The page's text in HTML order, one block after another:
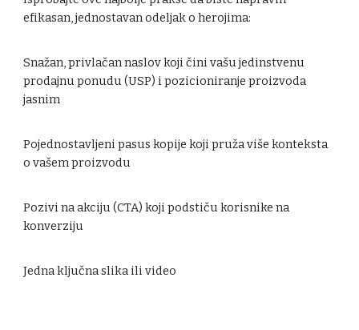
efikasan, jednostavan odeljak o herojima:
Snažan, privlačan naslov koji čini vašu jedinstvenu
prodajnu ponudu (USP) i pozicioniranje proizvoda
jasnim
Pojednostavljeni pasus kopije koji pruža više konteksta
o vašem proizvodu
Pozivi na akciju (CTA) koji podstiču korisnike na
konverziju
Jedna ključna slika ili video